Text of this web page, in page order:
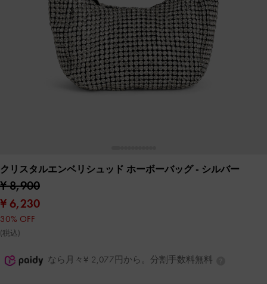
クリスタルエンベリシュッド ホーボーバッグ- シルバー
¥ 8,900
¥ 6,230
30% OFF
(税込)
なら月々¥ 2,077円から。分割手数料無料